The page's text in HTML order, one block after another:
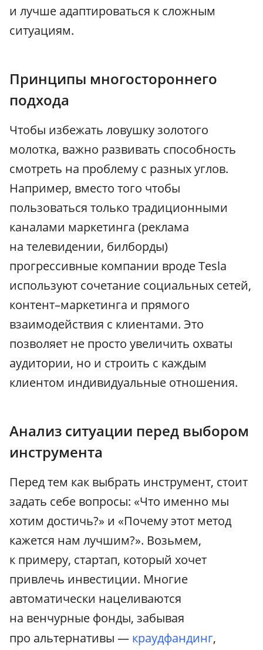
и лучше адаптироваться к сложным
ситуациям.
Принципы многостороннего
подхода
Чтобы избежать ловушку золотого
молотка, важно развивать способность
смотреть на проблему с разных углов.
Например, вместо того чтобы
пользоваться только традиционными
каналами маркетинга (реклама
на телевидении, билборды)
прогрессивные компании вроде Tesla
используют сочетание социальных сетей,
контент–маркетинга и прямого
взаимодействия с клиентами. Это
позволяет не просто увеличить охваты
аудитории, но и строить с каждым
клиентом индивидуальные отношения.
Анализ ситуации перед выбором
инструмента
Перед тем как выбрать инструмент, стоит
задать себе вопросы: «Что именно мы
хотим достичь?» и «Почему этот метод
кажется нам лучшим?». Возьмем,
к примеру, стартап, который хочет
привлечь инвестиции. Многие
автоматически нацеливаются
на венчурные фонды, забывая
про альтернативы — краудфандинг,